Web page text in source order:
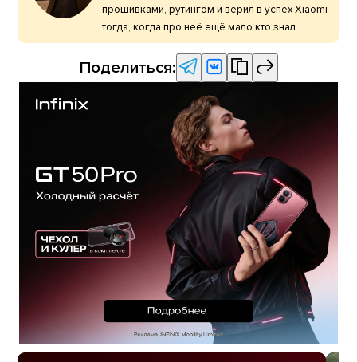
прошивками, рутингом и верил в успех Xiaomi
тогда, когда про неё ещё мало кто знал.
Поделиться: